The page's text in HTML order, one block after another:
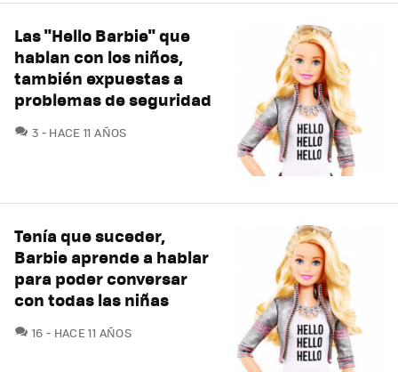
Las "Hello Barbie" que
hablan con los niños,
también expuestas a
problemas de seguridad
3 COMENTARIOS
HACE 11 AÑOS
Tenía que suceder,
Barbie aprende a hablar
para poder conversar
con todas las niñas
16 COMENTARIOS
HACE 11 AÑOS